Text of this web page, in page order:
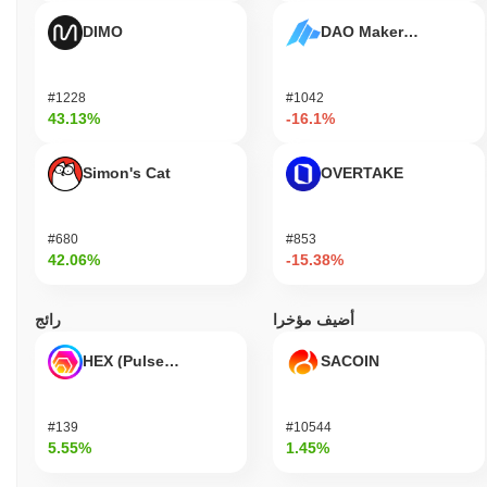
الجمهور الرئيسي، المطورون، يمكنهم الاستفادة من بنية Based Neiro
لإنشاء حلول مبتكرة تستفيد من قوة تقنية البلوكتشين. يستفيد
حالات الاستخدام، مما يدفع في النهاية نمو وتبني Based Neiro ضمن
يستخدم Based Neiro آلية توافق الآراء القائمة على إثبات الحصة
على نزاهة الشبكة. يتطلب هذا النموذج من المدققين الاحتفاظ وتخزين
كمية معينة من رموز Based Neiro، مما يتماشى بمصالحهم المالية مع
أمان الشبكة. يستخدم البروتوكول تقنيات تشفير متقدمة، مثل
Ed25519 للتوقيعات الرقمية، مما يضمن مصادقة آمنة ونزاهة البيانات.
مشاركتهم في عملية التحقق. لتشجيع السلوك الجيد، تنفذ الشبكة
عقوبات تقليص، والتي يمكن أن تؤدي إلى فقدان الرموز المخزنة
DIMO
#1228
43.13%
Simon's Cat
#680
42.06%
DAO Maker Token
#1042
-16.1%
OVERTAKE
#853
-15.38%
رائج
HEX (Pulsechain)
#139
5.55%
أضيف مؤخرا
SACOIN
#10544
1.45%